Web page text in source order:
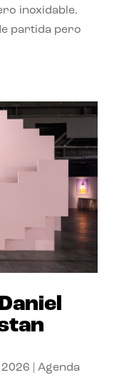
inoxidable.
partida pero
Agenda